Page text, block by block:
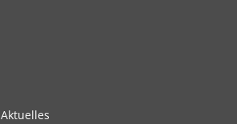
Navigation
Aktuelles